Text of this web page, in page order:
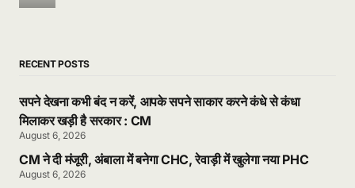
RECENT POSTS
सपने देखना कभी बंद न करें, आपके सपने साकार करने कंधे से कंधा
मिलाकर खड़ी है सरकार : CM
August 6, 2026
CM ने दी मंजूरी, अंबाला में बनेगा CHC, रेवाड़ी में खुलेगा नया PHC
August 6, 2026